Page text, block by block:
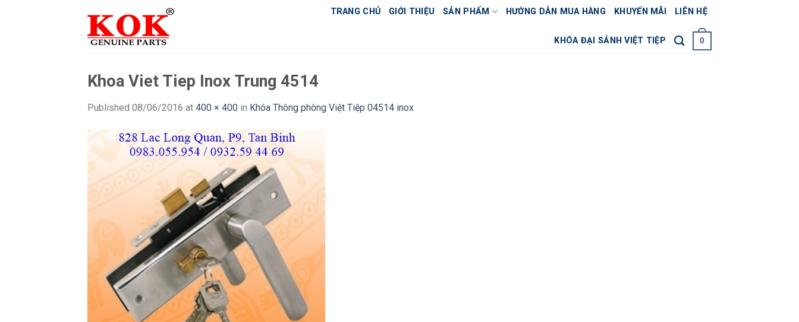
TRANG CHỦ GIỚI THIỆU SẢN PHẨM HƯỚNG DẪN MUA HÀNG KHUYẾN MÃI LIÊN HỆ
KHÓA ĐẠI SẢNH VIỆT TIỆP 0
Khoa Viet Tiep Inox Trung 4514
Published 08/06/2016 at 400 × 400 in Khóa Thông phòng Việt Tiệp 04514 inox